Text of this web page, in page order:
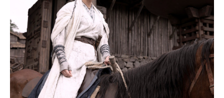
震撼反转：另一时空的“圆满结
本周好去处
U Lifestyle 會使用Cookies來改善您的網站體驗，請確定您同意
接受本網站之私隱政策和使用條款
才可繼續瀏覽。
我已閱讀及同意